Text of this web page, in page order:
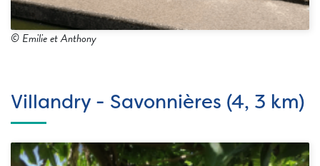
© Emilie et Anthony
Villandry - Savonnières (4, 3 km)